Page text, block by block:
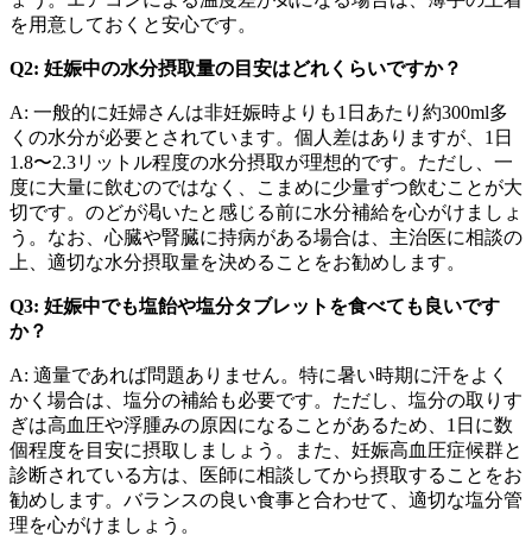
を用意しておくと安心です。
Q2: 妊娠中の水分摂取量の目安はどれくらいですか？
A: 一般的に妊婦さんは非妊娠時よりも1日あたり約300ml多
くの水分が必要とされています。個人差はありますが、1日
1.8〜2.3リットル程度の水分摂取が理想的です。ただし、一
度に大量に飲むのではなく、こまめに少量ずつ飲むことが大
切です。のどが渇いたと感じる前に水分補給を心がけましょ
う。なお、心臓や腎臓に持病がある場合は、主治医に相談の
上、適切な水分摂取量を決めることをお勧めします。
Q3: 妊娠中でも塩飴や塩分タブレットを食べても良いです
か？
A: 適量であれば問題ありません。特に暑い時期に汗をよく
かく場合は、塩分の補給も必要です。ただし、塩分の取りす
ぎは高血圧や浮腫みの原因になることがあるため、1日に数
個程度を目安に摂取しましょう。また、妊娠高血圧症候群と
診断されている方は、医師に相談してから摂取することをお
勧めします。バランスの良い食事と合わせて、適切な塩分管
理を心がけましょう。